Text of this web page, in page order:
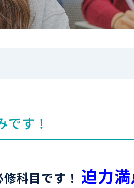
す！
修科目です！迫力